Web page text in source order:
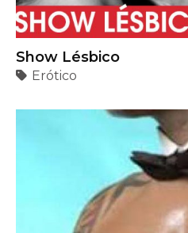
Show Lésbico
Erótico